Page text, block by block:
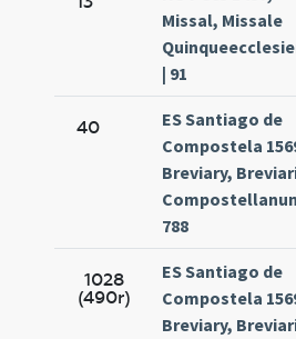
Missal, Missale
| 91
40
ES Santiago de
Compostela
Breviary,
788
1028
(490r)
ES Santiago de
Compostela
Breviary,